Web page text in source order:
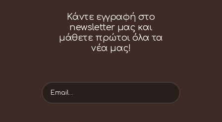
Κάντε εγγραφή στο
newsletter μας και
μάθετε πρώτοι όλα τα
νέα μας!